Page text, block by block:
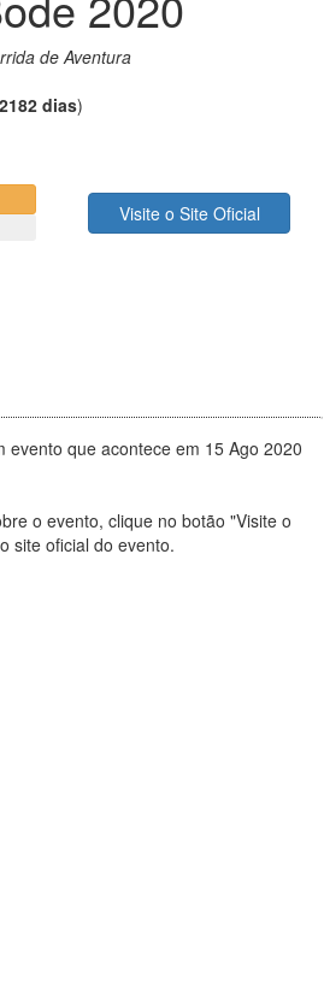
de Aventura
2182 dias)
Visite o Site Oficial
evento que acontece em 15 Ago 2020
o evento, clique no botão "Visite o
site oficial do evento.